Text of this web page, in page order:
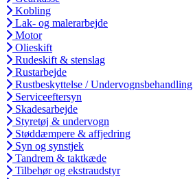
Kobling
Lak- og malerarbejde
Motor
Olieskift
Rudeskift & stenslag
Rustarbejde
Rustbeskyttelse / Undervognsbehandling
Serviceeftersyn
Skadesarbejde
Styretøj & undervogn
Støddæmpere & affjedring
Syn og synstjek
Tandrem & taktkæde
Tilbehør og ekstraudstyr